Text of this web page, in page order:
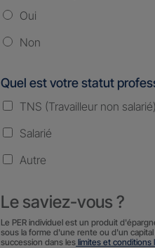
Oui
Non
Quel est votre statut
TNS (Travailleur non salarié)
Salarié
Autre
Le saviez-vous ?
Le PER individuel est un produit
sous la forme d'une rente ou d'un
succession dans leslimites et conditions